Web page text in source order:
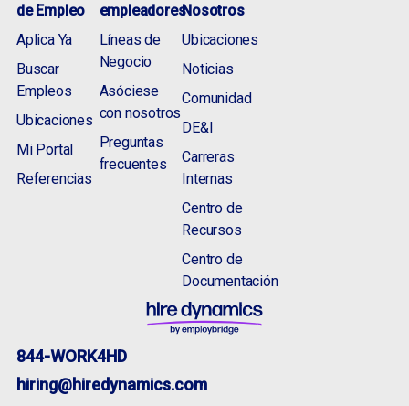
de Empleo
Aplica Ya
Buscar
Empleos
Ubicaciones
Mi Portal
Referencias
empleadores
Líneas de
Negocio
Asóciese
con nosotros
Preguntas
frecuentes
Nosotros
Ubicaciones
Noticias
Comunidad
DE&I
Carreras
Internas
Centro de
Recursos
Centro de
Documentación
844-WORK4HD
hiring@hiredynamics.com